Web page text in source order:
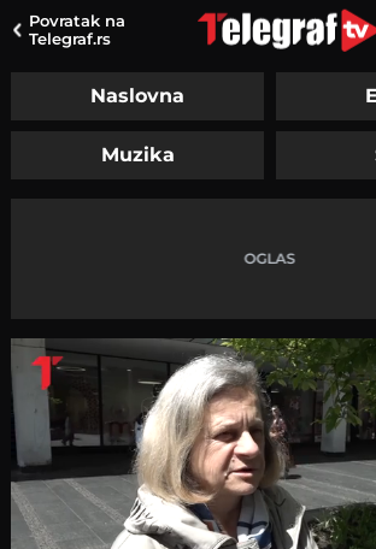
Povratak na
Telegraf.rs
Naslovna
Muzika